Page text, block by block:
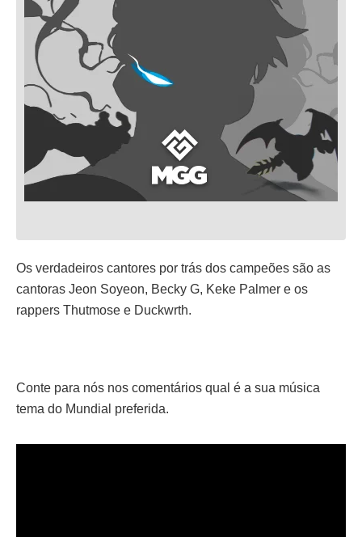
Os verdadeiros cantores por trás dos campeões são as
cantoras Jeon Soyeon, Becky G, Keke Palmer e os
rappers Thutmose e Duckwrth.
Conte para nós nos comentários qual é a sua música
tema do Mundial preferida.